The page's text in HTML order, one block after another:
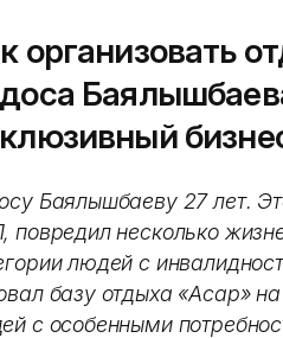
организовать
Баялышбаеву 27 лет.
повредил несколько
людей с
базу отдыха «Асар»
с особенными